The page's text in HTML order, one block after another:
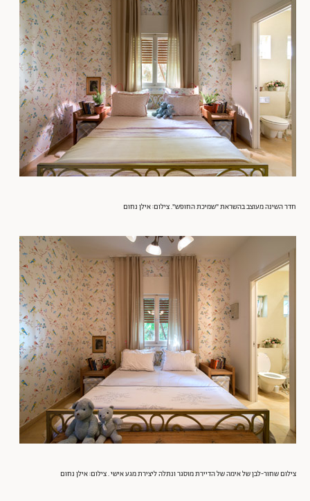
חדר השינה מעוצב בהשראת "שמיכת החופש". צילום: אילן נחום
צילום שחור-לבן של אימה של הדיירתמוסגר ונתלה ליצירת מגע אישי. צילום: אילן נחום